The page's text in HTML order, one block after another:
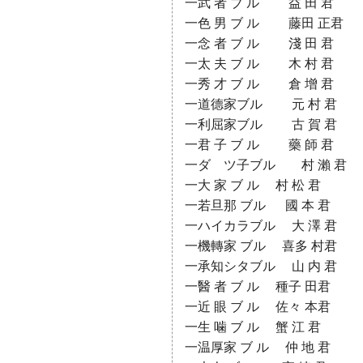
一色 男 ブ ル 藤田 正君
一念 者 ブ ル 淺 田 君
一太 夫 ブ ル 木 村 君
一秀 才 ブ ル 倉 增 君
一道德家ブル 元 村 君
一利屈家ブル 古 賀 君
一君 子 ブ ル 藥 師 君
一ダゞツ子ブル 村 瀨 君
一大 家 ブ ル 村 松 君
一若旦那 ブル 國 本 君
一ハイカラブル 大 澤 君
一機轉家 ブル 喜多 村君
一承知シタブル 山 内 君
一醫 者 ブ ル 種子 田君
一近 眼 ブ ル 佐々 本君
一生 噛 ブ ル 蟹 江 君
一温厚家 ブ ル 仲 地 君